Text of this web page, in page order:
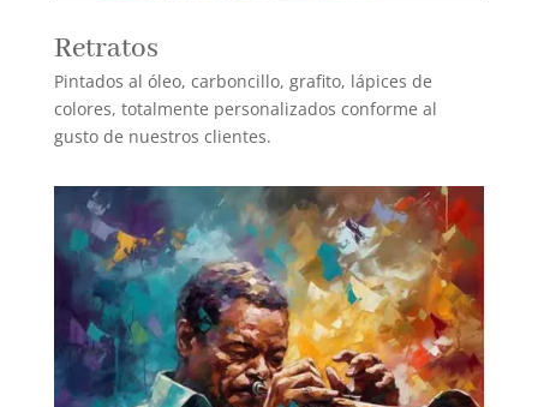
Retratos
Pintados al óleo, carboncillo, grafito, lápices de
colores, totalmente personalizados conforme al
gusto de nuestros clientes.